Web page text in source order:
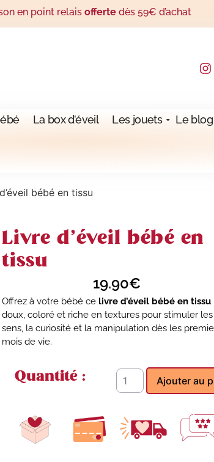
en point relais offertedès 59€ d’achat
La box d’éveil Les jouets Le
bébé en tissu
Livre d’éveil bébé en
tissu
19.90€
Offrez à votre bébé ce livre d’éveil bébé en tissu:
doux, coloré et riche en textures pour stimuler les
sens, la curiosité et la manipulation dès les
mois de vie.
Quantité : Ajouter au